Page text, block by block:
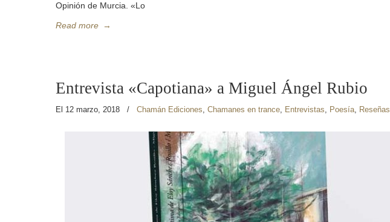
Opinión de Murcia. «Lo
Read more →
Entrevista «Capotiana» a Miguel Ángel Rubio
El 12 marzo, 2018 / Chamán Ediciones, Chamanes en trance, Entrevistas, Poesía, Reseñas